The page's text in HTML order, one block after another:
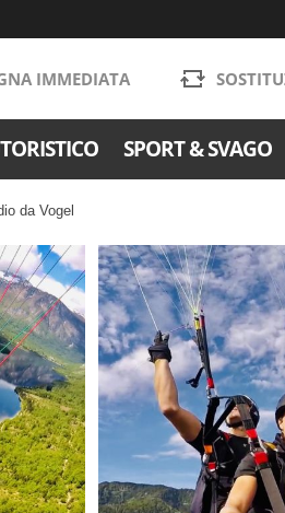
IMMEDIATA
SPORT & SVAGO
da Vogel